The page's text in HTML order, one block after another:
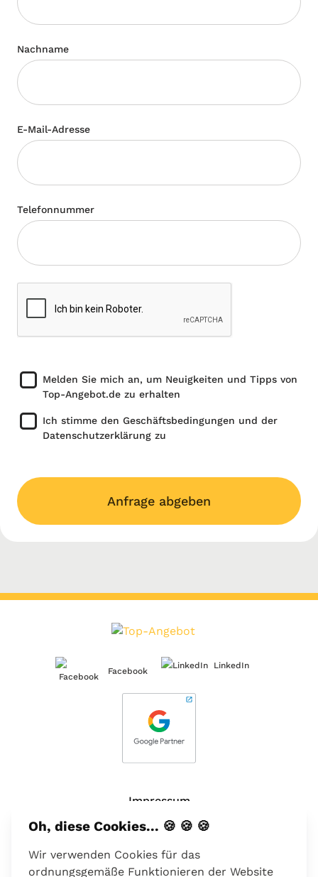
Nachname
E-Mail-Adresse
Telefonnummer
Melden Sie mich an, um Neuigkeiten und Tipps von
Top-Angebot.de zu erhalten
Ich stimme den Geschäftsbedingungen und der
Datenschutzerklärung zu
Anfrage abgeben
Facebook
LinkedIn
Impressum
Über uns
Kontakt
Oh, diese Cookies... 🍪 🍪 🍪
Wir verwenden Cookies für das
ordnungsgemäße Funktionieren der Website